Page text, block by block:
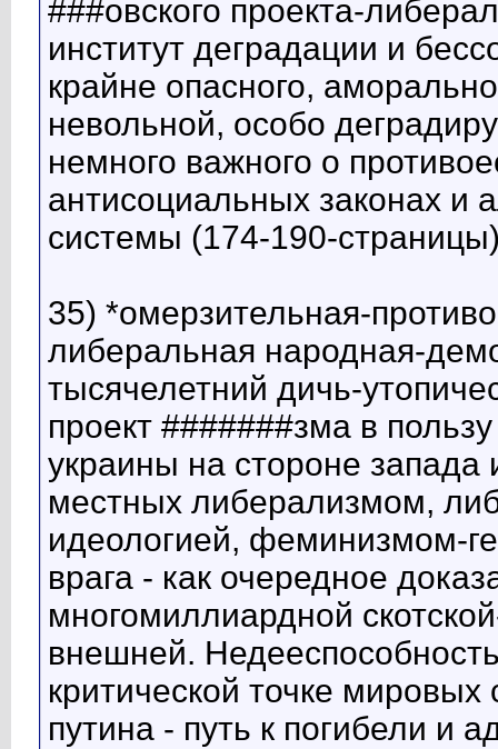
###овского проекта-
институт деградации и
крайне опасного,
невольной, особо
немного важного о
антисоциальных законах и
системы (174-190-
35) *омерзительная-
либеральная народная-
тысячелетний дичь-
проект #######зма в
украины на стороне запада
местных либерализмом,
идеологией, феминизмом-
врага - как очередное
многомиллиардной
внешней.
критической точке
путина - путь к погибели и